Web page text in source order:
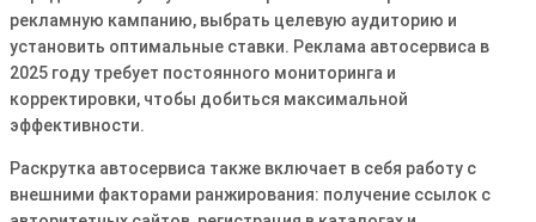
рекламную кампанию, выбрать целевую аудиторию и
установить оптимальные ставки. Реклама автосервиса в
2025 году требует постоянного мониторинга и
корректировки, чтобы добиться максимальной
эффективности.
Раскрутка автосервиса также включает в себя работу с
внешними факторами ранжирования: получение ссылок с